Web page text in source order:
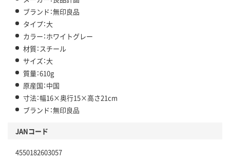
ブランド：無印良品
タイプ：大
カラー：ホワイトグレー
材質：スチール
サイズ：大
質量：610g
原産国：中国
寸法：幅16×奥行15×高さ21cm
ブランド：無印良品
JANコード
4550182603057